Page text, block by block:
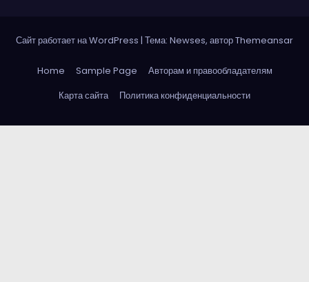
Сайт работает на WordPress | Тема: Newses, авторThemeansar
Home Sample Page
Авторам и правообладателям
Карта сайта
Политика конфиденциальности